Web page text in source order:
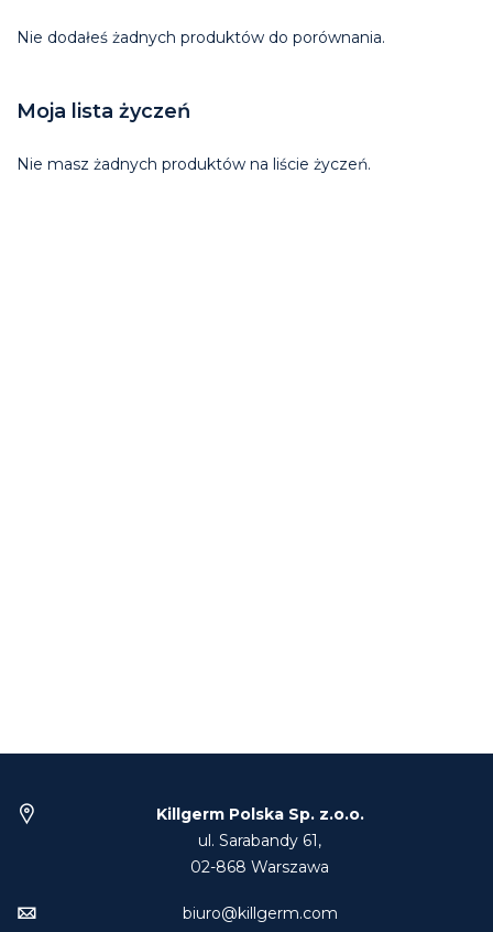
Nie dodałeś żadnych produktów do porównania.
Moja lista życzeń
Nie masz żadnych produktów na liście życzeń.
Killgerm Polska Sp. z.o.o.
ul. Sarabandy 61,
02-868 Warszawa
biuro@killgerm.com